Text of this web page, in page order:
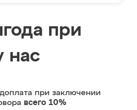
при
нас
при заключении
всего 10%